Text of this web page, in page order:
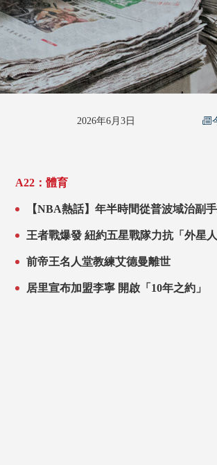
匯報 2026年6月3日
A22：體育
【NBA熱話】年半時間從普波域治副手到
王者戰爆發 紐約五星戰隊力抗「外星
前帝王名人堂教練艾德曼離世
居里宣布加盟李寧 開啟「10年之約」